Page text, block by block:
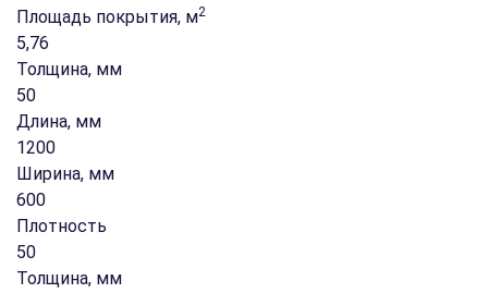
Площадь покрытия, м2
5,76
Толщина, мм
50
Длина, мм
1200
Ширина, мм
600
Плотность
50
Толщина, мм